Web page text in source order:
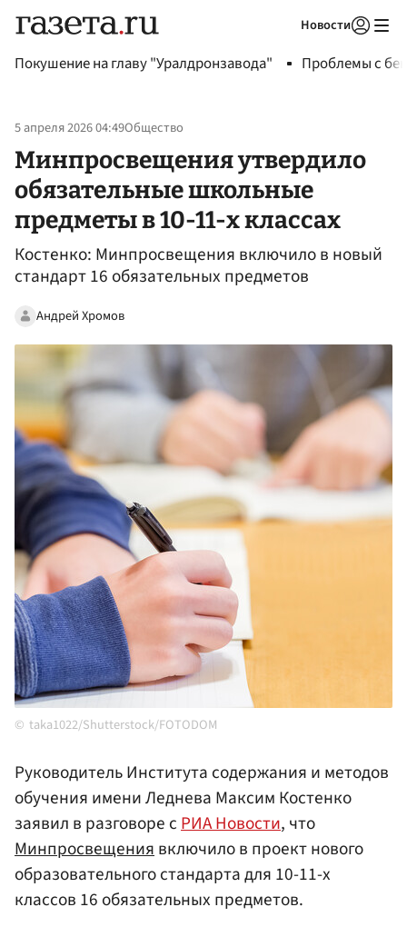
Новости
Покушение на главу "Уралдронзавода" Проблемы с
5 апреля 2026 04:49Общество
Минпросвещения утвердило
обязательные школьные
предметы в 10-11-х классах​
Костенко: Минпросвещения включило в новый
стандарт 16 обязательных предметов
Андрей Хромов
taka1022/Shutterstock/FOTODOM
Руководитель Института содержания и методов
обучения имени Леднева Максим Костенко
заявил в разговоре сРИА Новости, что
Минпросвещениявключило в проект нового
образовательного стандарта для 10-11-х
классов 16 обязательных предметов.